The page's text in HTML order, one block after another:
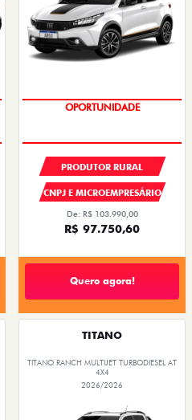
CONDIÇÃO IMPERDÍVEL
PRODUTOR RURAL
CNPJ E MICROEMPRESÁRIO
De: R$ 103.990,00
R$ 97.750,60
Quero agora!
TITANO
TITANO RANCH MULTIJET TURBODIESEL AT
4X4
2026/2026